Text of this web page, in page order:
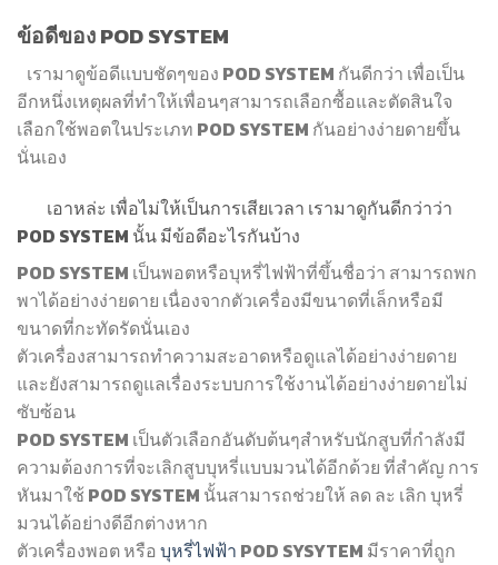
ข้อดีของ POD SYSTEM
เรามาดูข้อดีแบบชัดๆของ POD SYSTEM กันดีกว่า เพื่อเป็น
อีกหนึ่งเหตุผลที่ทำให้เพื่อนๆสามารถเลือกซื้อและตัดสินใจ
เลือกใช้พอตในประเภท POD SYSTEM กันอย่างง่ายดายขึ้น
นั่นเอง
เอาหล่ะ เพื่อไม่ให้เป็นการเสียเวลา เรามาดูกันดีกว่าว่า
POD SYSTEM นั้น มีข้อดีอะไรกันบ้าง
POD SYSTEM เป็นพอตหรือบุหรี่ไฟฟ้าที่ขึ้นชื่อว่า สามารถพก
พาได้อย่างง่ายดาย เนื่องจากตัวเครื่องมีขนาดที่เล็กหรือมี
ขนาดที่กะทัดรัดนั่นเอง
ตัวเครื่องสามารถทำความสะอาดหรือดูแลได้อย่างง่ายดาย
และยังสามารถดูแลเรื่องระบบการใช้งานได้อย่างง่ายดายไม่
ซับซ้อน
POD SYSTEM เป็นตัวเลือกอันดับต้นๆสำหรับนักสูบที่กำลังมี
ความต้องการที่จะเลิกสูบบุหรี่แบบมวนได้อีกด้วย ที่สำคัญ การ
หันมาใช้ POD SYSTEM นั้นสามารถช่วยให้ ลด ละ เลิก บุหรี่
มวนได้อย่างดีอีกต่างหาก
ตัวเครื่องพอต หรือบุหรี่ไฟฟ้า POD SYSYTEM มีราคาที่ถูก